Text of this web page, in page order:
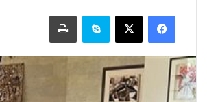
إلكترونيا
فيسبوك ‫X سكايب طباعة